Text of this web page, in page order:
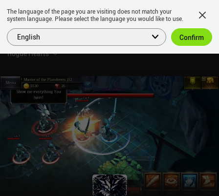
Rogue Hearts
The language of the page you are visiting does not match your
system language. Please select the language you would like to use.
English Confirm